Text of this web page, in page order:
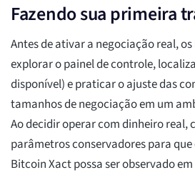
Fazendo sua primeira
Antes de ativar a negociação real,
explorar o painel de controle,
disponível) e praticar o ajuste das
tamanhos de negociação em um
Ao decidir operar com dinheiro real,
parâmetros conservadores para
Bitcoin Xact possa ser observado